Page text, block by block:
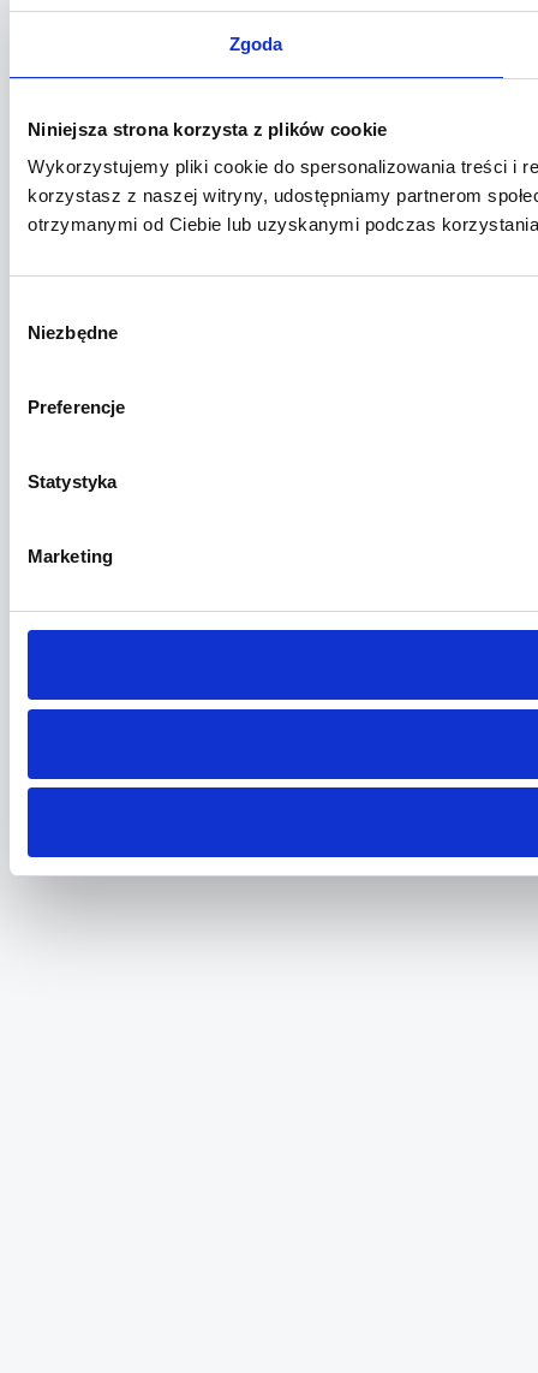
Zgoda
Niniejsza strona korzysta z plików cookie
Wykorzystujemy pliki cookie do spersonalizowania treści i
korzystasz z naszej witryny, udostępniamy partnerom
otrzymanymi od Ciebie lub uzyskanymi podczas
zgody
Niezbędne
Preferencje
Statystyka
Marketing